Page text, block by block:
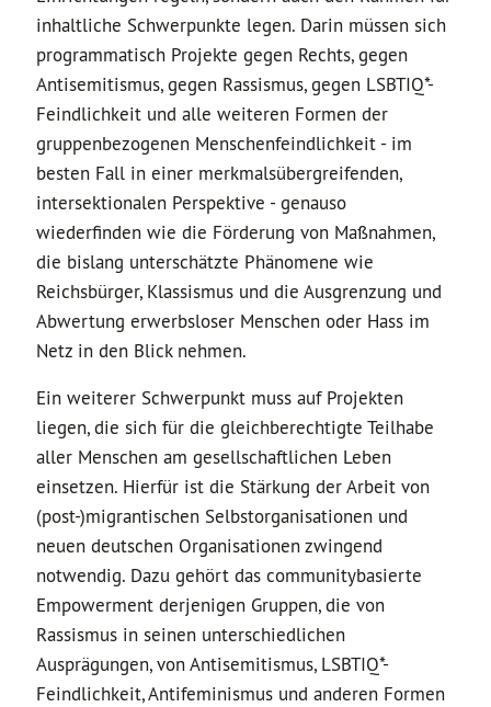
inhaltliche Schwerpunkte legen. Darin müssen sich
programmatisch Projekte gegen Rechts, gegen
Antisemitismus, gegen Rassismus, gegen LSBTIQ*-
Feindlichkeit und alle weiteren Formen der
gruppenbezogenen Menschenfeindlichkeit - im
besten Fall in einer merkmalsübergreifenden,
intersektionalen Perspektive - genauso
wiederfinden wie die Förderung von Maßnahmen,
die bislang unterschätzte Phänomene wie
Reichsbürger, Klassismus und die Ausgrenzung und
Abwertung erwerbsloser Menschen oder Hass im
Netz in den Blick nehmen.
Ein weiterer Schwerpunkt muss auf Projekten
liegen, die sich für die gleichberechtigte Teilhabe
aller Menschen am gesellschaftlichen Leben
einsetzen. Hierfür ist die Stärkung der Arbeit von
(post-)migrantischen Selbstorganisationen und
neuen deutschen Organisationen zwingend
notwendig. Dazu gehört das communitybasierte
Empowerment derjenigen Gruppen, die von
Rassismus in seinen unterschiedlichen
Ausprägungen, von Antisemitismus, LSBTIQ*-
Feindlichkeit, Antifeminismus und anderen Formen